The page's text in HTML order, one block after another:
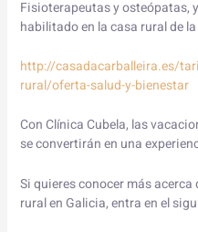
Fisioterapeutas y osteópatas,
habilitado en la casa rural de
http://casadacarballeira.es/
rural/oferta-salud-y-bienestar
Con Clínica Cubela, las
se convertirán en una
Si quieres conocer más
rural en Galicia, entra en el